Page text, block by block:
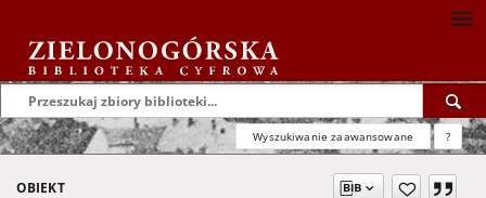
Wyszukiwanie zaawansowane ?
OBIEKT